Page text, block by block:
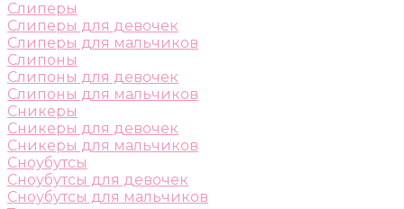
Слиперы
Слиперы для девочек
Слиперы для мальчиков
Слипоны
Слипоны для девочек
Слипоны для мальчиков
Сникеры
Сникеры для девочек
Сникеры для мальчиков
Сноубутсы
Сноубутсы для девочек
Сноубутсы для мальчиков